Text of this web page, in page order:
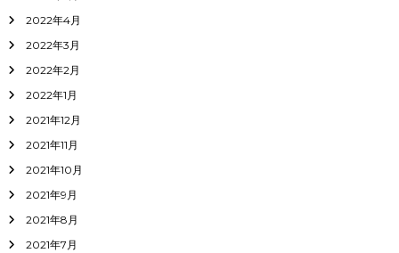
2022年4月
2022年3月
2022年2月
2022年1月
2021年12月
2021年11月
2021年10月
2021年9月
2021年8月
2021年7月